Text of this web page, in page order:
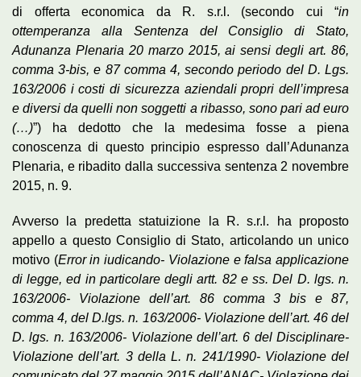
di offerta economica da R. s.r.l. (secondo cui “in
ottemperanza alla Sentenza del Consiglio di Stato,
Adunanza Plenaria 20 marzo 2015, ai sensi degli art. 86,
comma 3-bis, e 87 comma 4, secondo periodo del D. Lgs.
163/2006 i costi di sicurezza aziendali propri dell’impresa
e diversi da quelli non soggetti a ribasso, sono pari ad euro
(…)”) ha dedotto che la medesima fosse a piena
conoscenza di questo principio espresso dall’Adunanza
Plenaria, e ribadito dalla successiva sentenza 2 novembre
2015, n. 9.
Avverso la predetta statuizione la R. s.r.l. ha proposto
appello a questo Consiglio di Stato, articolando un unico
motivo (Error in iudicando- Violazione e falsa applicazione
di legge, ed in particolare degli artt. 82 e ss. Del D. lgs. n.
163/2006- Violazione dell’art. 86 comma 3 bis e 87,
comma 4, del D.lgs. n. 163/2006- Violazione dell’art. 46 del
D. lgs. n. 163/2006- Violazione dell’art. 6 del Disciplinare-
Violazione dell’art. 3 della L. n. 241/1990- Violazione del